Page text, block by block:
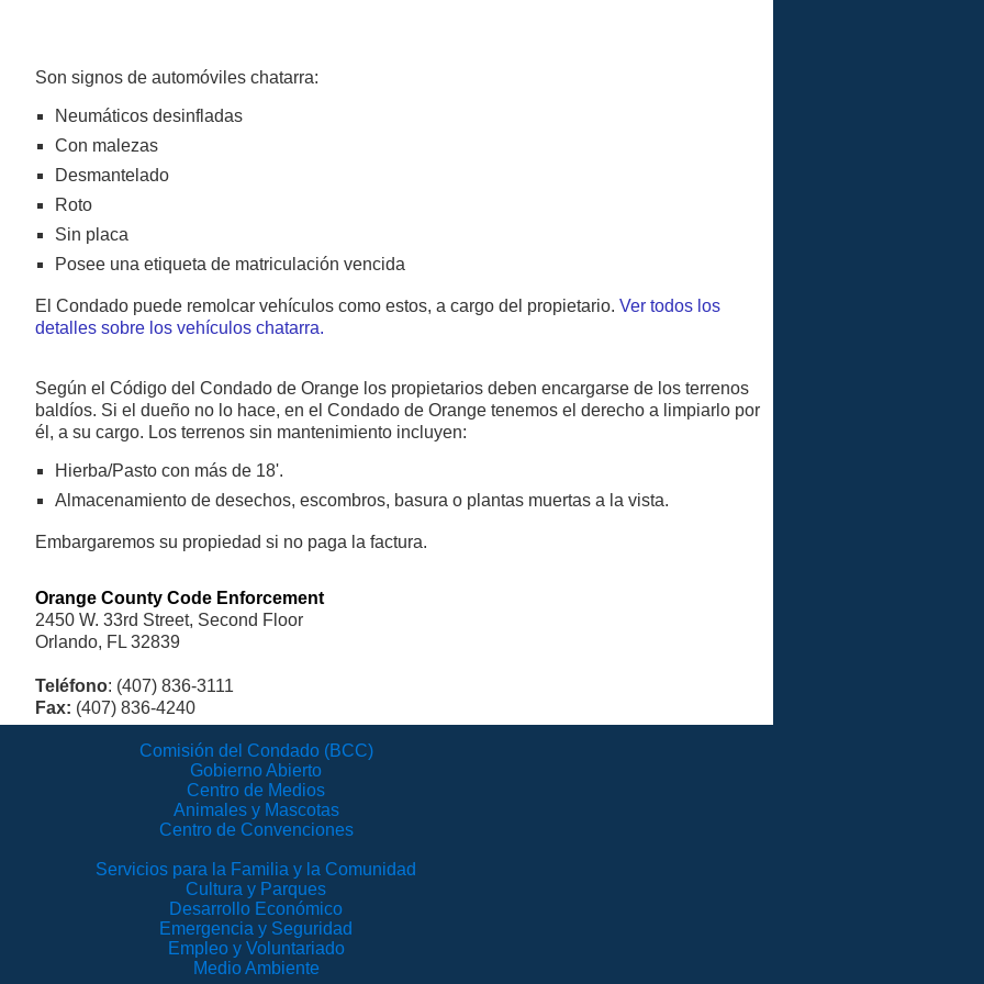
Son signos de automóviles chatarra:
Neumáticos desinfladas
Con malezas
Desmantelado
Roto
Sin placa
Posee una etiqueta de matriculación vencida
El Condado puede remolcar vehículos como estos, a cargo del propietario. Ver todos los
detalles sobre los vehículos chatarra.
Según el Código del Condado de Orange los propietarios deben encargarse de los terrenos
baldíos. Si el dueño no lo hace, en el Condado de Orange tenemos el derecho a limpiarlo por
él, a su cargo. Los terrenos sin mantenimiento incluyen:
Hierba/Pasto con más de 18'.
Almacenamiento de desechos, escombros, basura o plantas muertas a la vista.
Embargaremos su propiedad si no paga la factura.
Orange County Code Enforcement
2450 W. 33rd Street, Second Floor
Orlando, FL 32839
Teléfono: (407) 836-3111
Fax: (407) 836-4240
Comisión del Condado (BCC)
Gobierno Abierto
Centro de Medios
Animales y Mascotas
Centro de Convenciones
Servicios para la Familia y la Comunidad
Cultura y Parques
Desarrollo Económico
Emergencia y Seguridad
Empleo y Voluntariado
Medio Ambiente